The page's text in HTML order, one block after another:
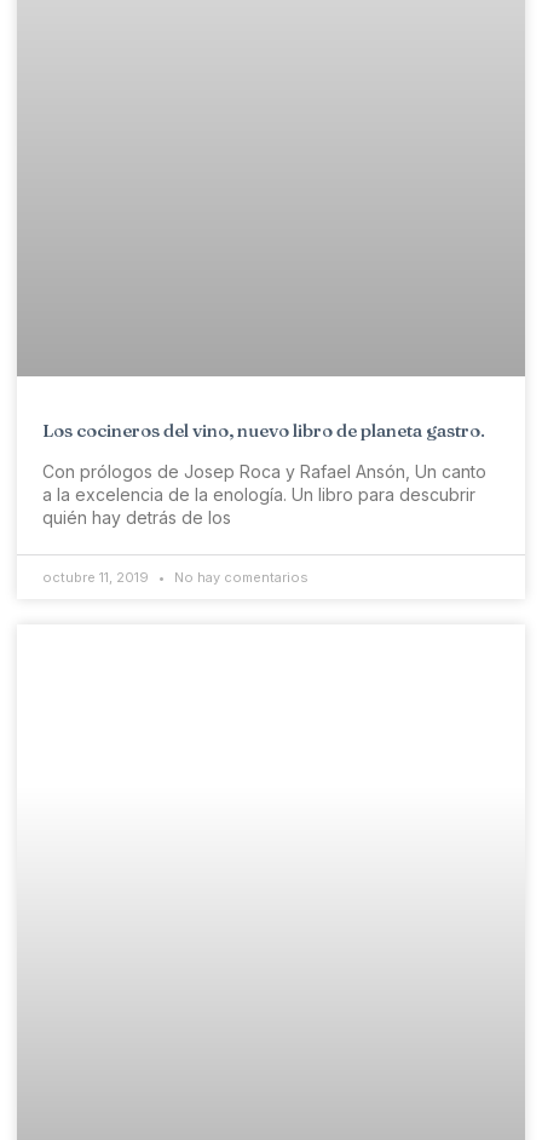
Los cocineros del vino, nuevo libro de planeta gastro.
Con prólogos de Josep Roca y Rafael Ansón, Un canto
a la excelencia de la enología. Un libro para descubrir
quién hay detrás de los
octubre 11, 2019 No hay comentarios